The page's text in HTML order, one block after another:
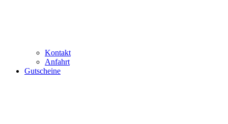
Kontakt
Anfahrt
Gutscheine